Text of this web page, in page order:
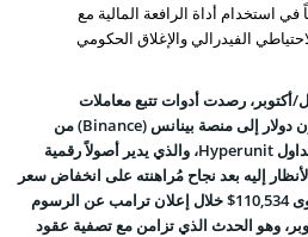
تراجعاً في استخدام أداة الرافعة المالية مع
الفيدرالي والإغلاق الحكومي
15 تشرين الأول/أكتوبر، رصدت أدوات تتبع معاملات
بينانس (Binance)
من
مجموعة مَحافظ مرتبطةٍ بكيان التداول Hyperunit، والذي يدير أصولاً رقمية
(Bitcoin) من مستوى 110,534$ خلال إعلان ترامب عن الرسوم
الأول/أكتوبر، وهو الحدث الذي تزامن مع تصفية عقود